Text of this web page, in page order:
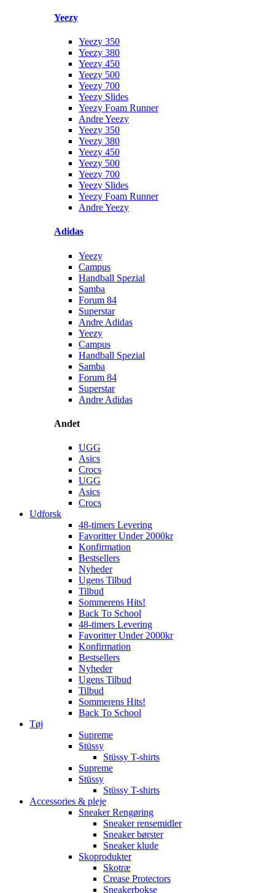
Yeezy
Yeezy 350
Yeezy 380
Yeezy 450
Yeezy 500
Yeezy 700
Yeezy Slides
Yeezy Foam Runner
Andre Yeezy
Yeezy 350
Yeezy 380
Yeezy 450
Yeezy 500
Yeezy 700
Yeezy Slides
Yeezy Foam Runner
Andre Yeezy
Adidas
Yeezy
Campus
Handball Spezial
Samba
Forum 84
Superstar
Andre Adidas
Yeezy
Campus
Handball Spezial
Samba
Forum 84
Superstar
Andre Adidas
Andet
UGG
Asics
Crocs
UGG
Asics
Crocs
Udforsk
48-timers Levering
Favoritter Under 2000kr
Konfirmation
Bestsellers
Nyheder
Ugens Tilbud
Tilbud
Sommerens Hits!
Back To School
48-timers Levering
Favoritter Under 2000kr
Konfirmation
Bestsellers
Nyheder
Ugens Tilbud
Tilbud
Sommerens Hits!
Back To School
Tøj
Supreme
Stüssy
Stüssy T-shirts
Supreme
Stüssy
Stüssy T-shirts
Accessories & pleje
Sneaker Rengøring
Sneaker rensemidler
Sneaker børster
Sneaker klude
Skoprodukter
Skotræ
Crease Protectors
Sneakerbokse